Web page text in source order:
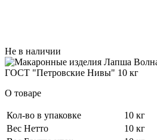
Не в наличии
О товаре
Кол-во в упаковке
10 кг
Вес Нетто
10 кг